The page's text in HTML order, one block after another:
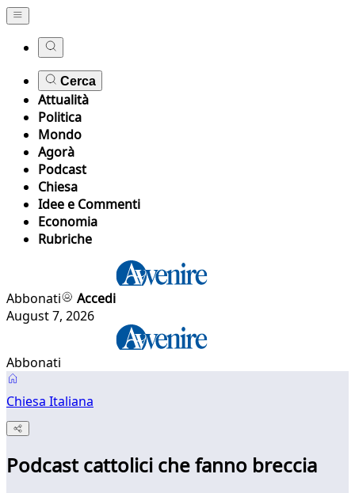
Cerca
Attualità
Politica
Mondo
Agorà
Podcast
Chiesa
Idee e Commenti
Economia
Rubriche
Abbonati
Accedi
August 7, 2026
Abbonati
Chiesa Italiana
Podcast cattolici che fanno breccia